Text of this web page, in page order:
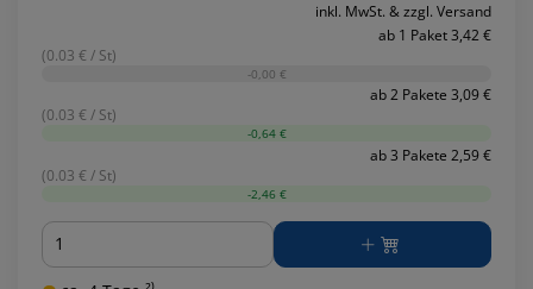
inkl. MwSt. & zzgl. Versand
ab 1 Paket 3,42 €
(0.03 € / St)
-0,00 €
ab 2 Pakete 3,09 €
(0.03 € / St)
-0,64 €
ab 3 Pakete 2,59 €
(0.03 € / St)
-2,46 €
Menge